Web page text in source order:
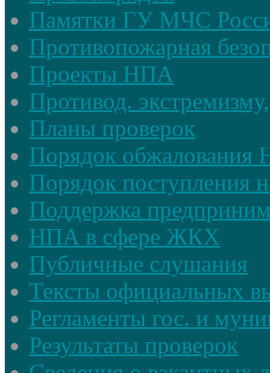
Памятки ГУ МЧС
Противопожарная
Проекты НПА
Противод.
Планы проверок
Порядок
Порядок поступления
Поддержка
НПА в сфере ЖКХ
Публичные слушания
Тексты официальных
Регламенты гос. и
Результаты проверок